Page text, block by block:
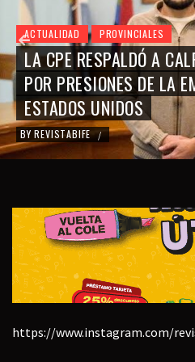
ACTUALIDAD PROVINCIALES
LA CPE RESPALDÓ A
POR PRESIONES DE LA
ESTADOS UNIDOS
BY REVISTABIFE /
https://www.instagram.com/